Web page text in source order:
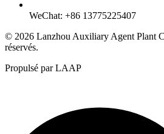
WeChat: +86 13775225407
© 2026 Lanzhou Auxiliary Agent Plant
réservés.
Propulsé par LAAP